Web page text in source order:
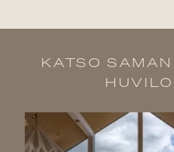
KATSO